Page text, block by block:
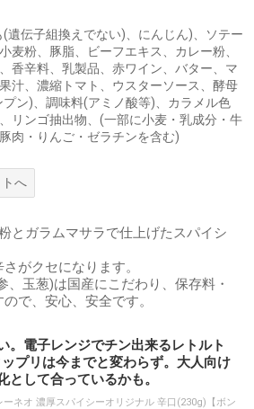
遺伝子組換えでない)、にんじん)、ソテー
麦粉、豚脂、ビーフエキス、カレー粉、
香辛料、乳製品、赤ワイン、バター、マ
汁、濃縮トマト、ウスターソース、酵母
ン)、調味料(アミノ酸等)、カラメル色
リンゴ抽出物、(一部に小麦・乳成分・牛
肉・りんご・ゼラチンを含む)
へ
とガラムマサラで仕上げたスパイシ
がクセになります。
、玉葱)は国産にこだわり、保存料・
で、安心、安全です。
。電子レンジでチン出来るレトルト
プリは今までと変わらず。大人向け
として合っているかも。
ーネオ 濃厚スパイシーオリジナル 辛口(230g)【ボン